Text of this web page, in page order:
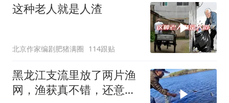
这种老人就是人渣
北京作家编剧肥猪满圈 114跟贴
黑龙江支流里放了两片渔
网，渔获真不错，还意外